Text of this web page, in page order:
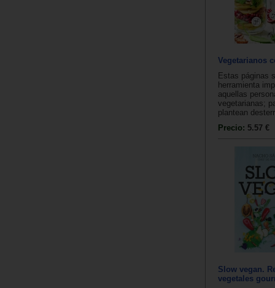
Vegetarianos
Estas páginas
herramienta
aquellas
vegetarianas;
plantean
Precio: 5.57 €
Slow vegan.
vegetales